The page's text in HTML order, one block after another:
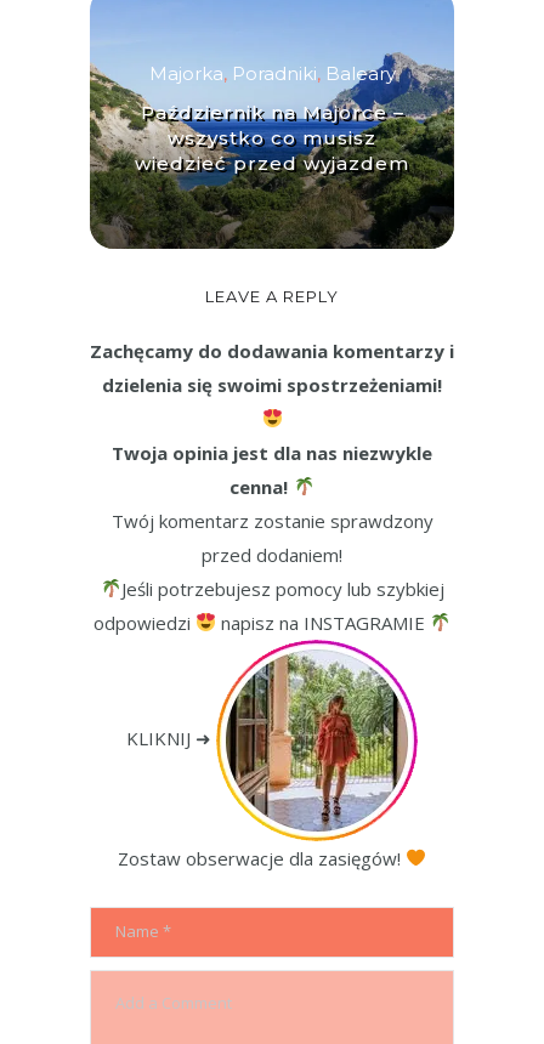
Majorka, Poradniki, Baleary
Październik na Majorce –
wszystko co musisz
wiedzieć przed wyjazdem
LEAVE A REPLY
Zachęcamy do dodawania komentarzy i
dzielenia się swoimi spostrzeżeniami!
Twoja opinia jest dla nas niezwykle
cenna!
Twój komentarz zostanie sprawdzony
przed dodaniem!
Jeśli potrzebujesz pomocy lub szybkiej
odpowiedzi
napisz na INSTAGRAMIE
KLIKNIJ ➜
Zostaw obserwacje dla zasięgów!